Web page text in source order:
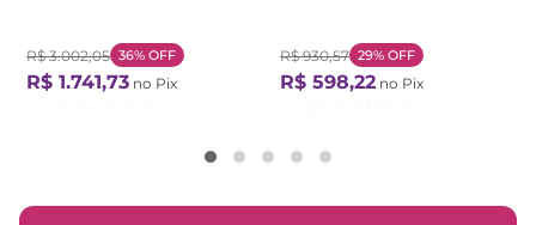
Natural/Branco
R$ 3.002,05 36% OFF
R$ 1.741,73 no Pix
R$ 930,57 29% OFF
R$ 598,22 no Pix